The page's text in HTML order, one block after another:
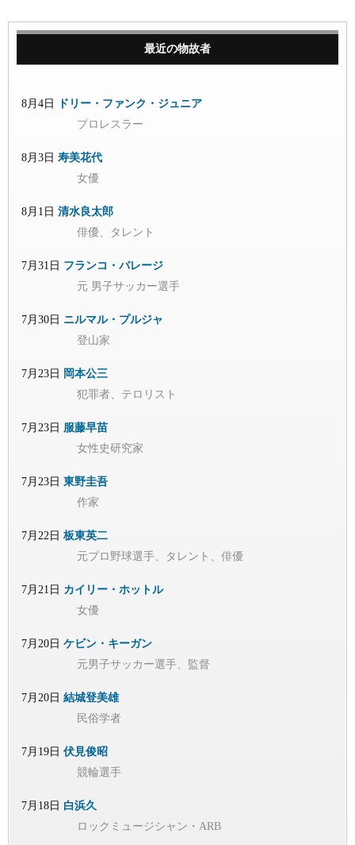
最近の物故者
8月4日
ドリー・ファンク・ジュニア
プロレスラー
8月3日 寿美花代
女優
8月1日 清水良太郎
俳優、タレント
7月31日 フランコ・バレージ
元 男子サッカー選手
7月30日 ニルマル・プルジャ
登山家
7月23日 岡本公三
犯罪者、テロリスト
7月23日 服藤早苗
女性史研究家
7月23日 東野圭吾
作家
7月22日 板東英二
元プロ野球選手、タレント、俳優
7月21日 カイリー・ホットル
女優
7月20日 ケビン・キーガン
元男子サッカー選手、監督
7月20日 結城登美雄
民俗学者
7月19日 伏見俊昭
競輪選手
7月18日 白浜久
ロックミュージシャン・ARB